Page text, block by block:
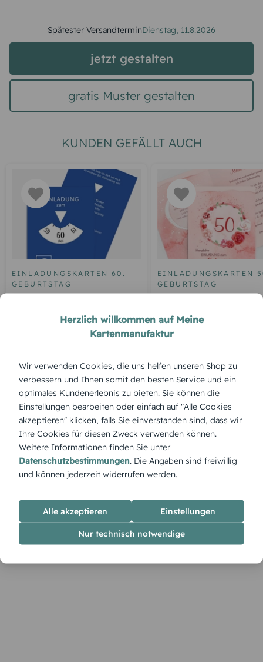
Spätester VersandterminDienstag, 11.8.2026
jetzt gestalten
gratis Muster gestalten
KUNDEN GEFÄLLT AUCH
EINLADUNGSKARTEN 60.
GEBURTSTAG
Parkuhr 60
EINLADUNGSKARTEN
GEBURTSTAG
Geburtstag Aquarell
ÜBERBLICK:
Produktbeschreibung
„Maske“ bringt Drama, Stil und ein bisschen Theater auf die
Festtafel – ideal für extravagante Charaktere und maskierte
Botschaften mit Tiefgang.
Herzlich willkommen auf Meine
Kartenmanufaktur
Wir verwenden Cookies, die uns helfen unseren Shop zu
verbessern und Ihnen somit den besten Service und ein
optimales Kundenerlebnis zu bieten. Sie können die
Einstellungen bearbeiten oder einfach auf "Alle Cookies
akzeptieren" klicken, falls Sie einverstanden sind, dass wir
Ihre Cookies für diesen Zweck verwenden können.
Weitere Informationen finden Sie unter
Datenschutzbestimmungen. Die Angaben sind freiwillig
und können jederzeit widerrufen werden.
Alle akzeptieren Einstellungen
Nur technisch notwendige